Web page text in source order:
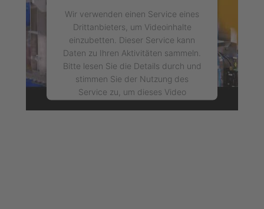
Wir verwenden einen Service eines
Drittanbieters, um Videoinhalte
einzubetten. Dieser Service kann
Daten zu Ihren Aktivitäten sammeln.
Bitte lesen Sie die Details durch und
stimmen Sie der Nutzung des
Service zu, um dieses Video